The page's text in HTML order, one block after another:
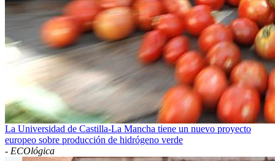
La Universidad de Castilla-La Mancha tiene un nuevo proyecto
europeo sobre producción de hidrógeno verde
- ECOlógica